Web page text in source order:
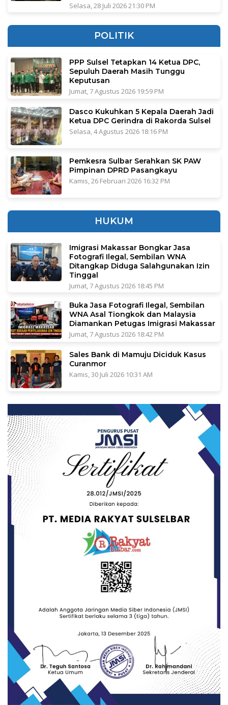
Selasa, 28 Juli 2026 21:30 PM
POLITIK
PPP Sulsel Tetapkan 14 Ketua DPC,
Sepuluh Daerah Masih Tunggu
Keputusan
Jumat, 7 Agustus 2026 19:59 PM
Dasco Kukuhkan 5 Kepala Daerah Jadi
Ketua DPC Gerindra di Rakorda Sulsel
Selasa, 4 Agustus 2026 18:16 PM
Pemkesra Sulbar Serahkan SK PAW
Pimpinan DPRD Pasangkayu
Kamis, 26 Februari 2026 16:32 PM
HUKUM
Imigrasi Makassar Bongkar Jasa
Fotografi Ilegal, Sembilan WNA
Ditangkap Diduga Salahgunakan Izin
Tinggal
Jumat, 7 Agustus 2026 18:45 PM
Buka Jasa Fotografi Ilegal, Sembilan
WNA Asal Tiongkok dan Malaysia
Diamankan Petugas Imigrasi Makassar
Jumat, 7 Agustus 2026 18:42 PM
Sales Bank di Mamuju Diciduk Kasus
Curanmor
Kamis, 30 Juli 2026 10:31 AM